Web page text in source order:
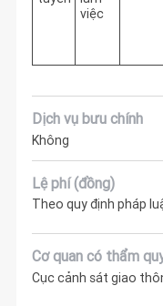
việc
Dịch vụ bưu chính
Không
Lệ phí (đồng)
Theo quy định pháp
Cơ quan có thẩm
Cục cảnh sát giao